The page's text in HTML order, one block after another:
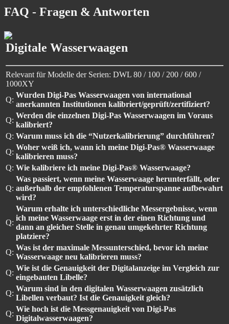
FAQ - Fragen & Antworten
Digitale Wasserwaagen
Relevant für Modelle der Serien: DWL 80 / 100 / 200 / 600 /
1000XY
Q:
Wurden Digi-Pas Wasserwaagen von international
anerkannten Institutionen kalibriert/geprüft/zertifiziert?
Q:
Werden die einzelnen Digi-Pas Wasserwaagen im Voraus
kalibriert?
Q: Warum muss ich die “Nutzerkalibrierung” durchführen?
Q:
Woher weiß ich, wann ich meine Digi-Pas® Wasserwaage
kalibrieren muss?
Q: Wie kalibriere ich meine Digi-Pas® Wasserwaage?
Q:
Was passiert, wenn meine Wasserwaage herunterfällt, oder
außerhalb der empfohlenen Temperaturspanne aufbewahrt
wird?
Q:
Warum erhalte ich unterschiedliche Messergebnisse, wenn
ich meine Wasserwaage erst in der einen Richtung und
dann an gleicher Stelle in genau umgekehrter Richtung
platziere?
Q:
Was ist der maximale Messunterschied, bevor ich meine
Wasserwaage neu kalibrieren muss?
Q:
Wie ist die Genauigkeit der Digitalanzeige im Vergleich zur
eingebauten Libelle?
Q:
Warum sind in den digitalen Wasserwaagen zusätzlich
Libellen verbaut? Ist die Genauigkeit gleich?
Q:
Wie hoch ist die Messgenauigkeit von Digi-Pas
Digitalwasserwaagen?